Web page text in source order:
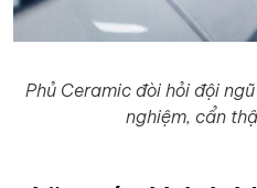
Phủ Ceramic đòi hỏi đội
nghiệm, cẩn